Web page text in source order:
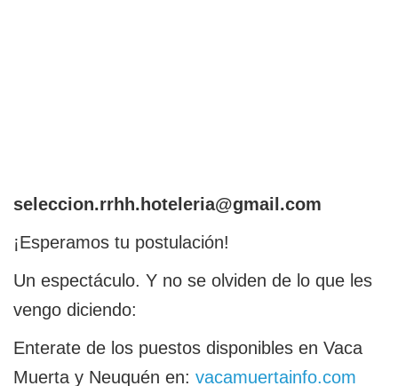
seleccion.rrhh.hoteleria@gmail.com
¡Esperamos tu postulación!
Un espectáculo. Y no se olviden de lo que les
vengo diciendo:
Enterate de los puestos disponibles en Vaca
Muerta y Neuquén en: vacamuertainfo.com